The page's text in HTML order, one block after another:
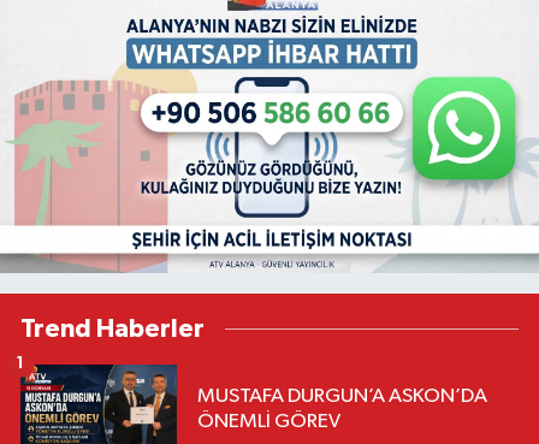
Trend Haberler
MUSTAFA DURGUN’A ASKON’DA
ÖNEMLİ GÖREV